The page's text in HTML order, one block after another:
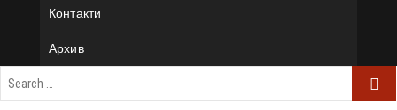
Контакти
Архив